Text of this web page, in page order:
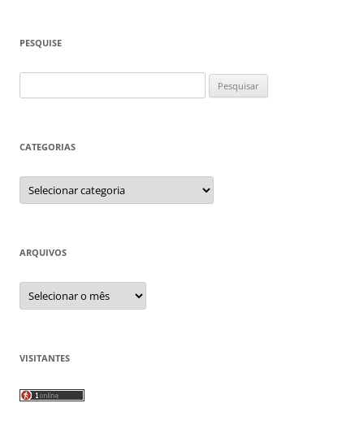
PESQUISE
por:
CATEGORIAS
Categorias
ARQUIVOS
Arquivos
VISITANTES